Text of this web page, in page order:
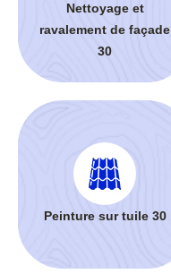
Nettoyage et
ravalement de façade
30
Peinture sur tuile 30